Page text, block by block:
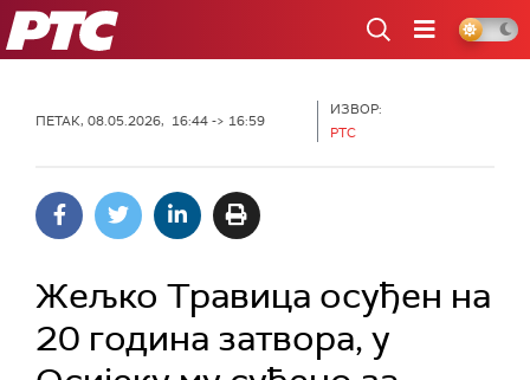
РТС
ПЕТАК, 08.05.2026, 16:44 -> 16:59
ИЗВОР:
РТС
Жељко Травица осуђен на
20 година затвора, у